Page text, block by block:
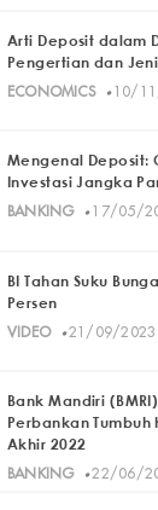
Arti Deposit dalam
Pengertian dan
ECONOMICS· 10/
Mengenal Deposit:
Investasi Jangka
BANKING· 17/05/
BI Tahan Suku
Persen
VIDEO· 21/09/2023
Bank Mandiri
Perbankan Tumbuh
Akhir 2022
BANKING· 22/06/